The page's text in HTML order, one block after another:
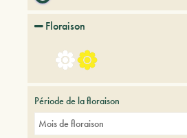
Floraison
Période de la floraison
Mois de floraison